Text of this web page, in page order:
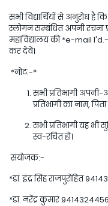
सभी विद्यार्थियों से अनुरोध है
स्लोगन सम्बंधित अपनी रचना
महाविद्यालय की *e-mail I'd.-
कर देवें।
*नोट:-*
सभी प्रतिभागी
प्रतिभागी का नाम,
सभी प्रतिभागी यह भी
स्व-रचित हो।
संयोजक:-
*डां. इंद्र सिंह राजपुरोहित
*डा. नरेंद्र कुमार 9414324456